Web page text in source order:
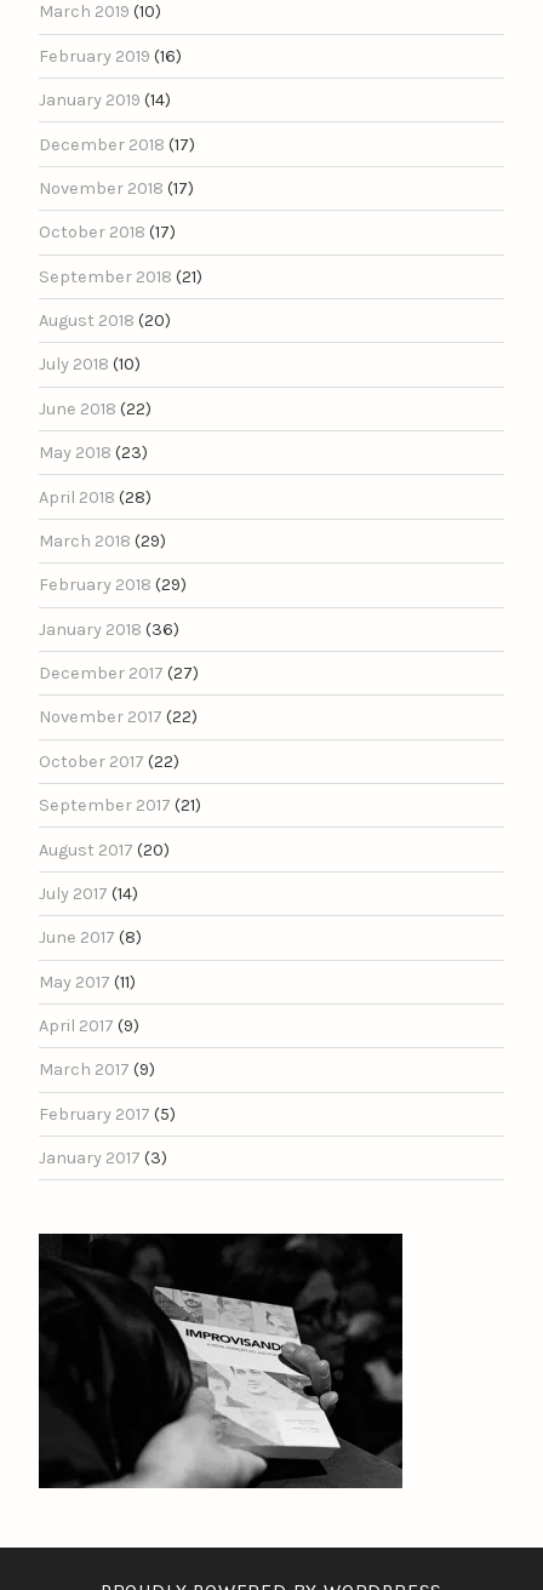
March 2019 (10)
February 2019 (16)
January 2019 (14)
December 2018 (17)
November 2018 (17)
October 2018 (17)
September 2018 (21)
August 2018 (20)
July 2018 (10)
June 2018 (22)
May 2018 (23)
April 2018 (28)
March 2018 (29)
February 2018 (29)
January 2018 (36)
December 2017 (27)
November 2017 (22)
October 2017 (22)
September 2017 (21)
August 2017 (20)
July 2017 (14)
June 2017 (8)
May 2017 (11)
April 2017 (9)
March 2017 (9)
February 2017 (5)
January 2017 (3)